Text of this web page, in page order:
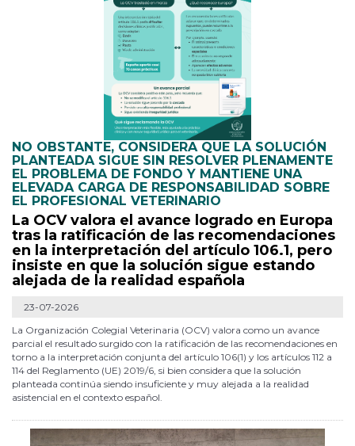
NO OBSTANTE, CONSIDERA QUE LA SOLUCIÓN
PLANTEADA SIGUE SIN RESOLVER PLENAMENTE
EL PROBLEMA DE FONDO Y MANTIENE UNA
ELEVADA CARGA DE RESPONSABILIDAD SOBRE
EL PROFESIONAL VETERINARIO
La OCV valora el avance logrado en Europa
tras la ratificación de las recomendaciones
en la interpretación del artículo 106.1, pero
insiste en que la solución sigue estando
alejada de la realidad española
23-07-2026
La Organización Colegial Veterinaria (OCV) valora como un avance
parcial el resultado surgido con la ratificación de las recomendaciones en
torno a la interpretación conjunta del artículo 106(1) y los artículos 112 a
114 del Reglamento (UE) 2019/6, si bien considera que la solución
planteada continúa siendo insuficiente y muy alejada a la realidad
asistencial en el contexto español.